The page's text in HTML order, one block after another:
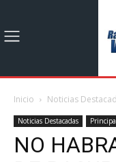
Inicio Noticias
Noticias Destacadas
NO